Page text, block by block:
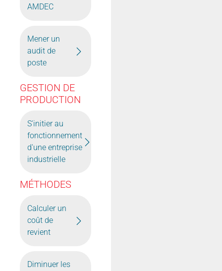
AMDEC
Mener un
audit de
poste
GESTION DE
PRODUCTION
S'initier au
fonctionnement
d'une entreprise
industrielle
MÉTHODES
Calculer un
coût de
revient
Diminuer les